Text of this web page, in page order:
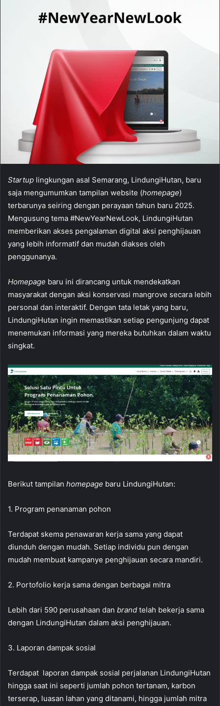
Startup lingkungan asal Semarang, LindungiHutan, baru
saja mengumumkan tampilan website (homepage)
terbarunya seiring dengan perayaan tahun baru 2025.
Mengusung tema #NewYearNewLook, LindungiHutan
memberikan akses pengalaman digital aksi penghijauan
yang lebih informatif dan mudah diakses oleh
penggunanya.
Homepage baru ini dirancang untuk mendekatkan
masyarakat dengan aksi konservasi mangrove secara lebih
personal dan interaktif. Dengan tata letak yang baru,
LindungiHutan ingin memastikan setiap pengunjung dapat
menemukan informasi yang mereka butuhkan dalam waktu
singkat.
Berikut tampilan homepage baru LindungiHutan:
1. Program penanaman pohon
Terdapat skema penawaran kerja sama yang dapat
diunduh dengan mudah. Setiap individu pun dengan
mudah membuat kampanye penghijauan secara mandiri.
2. Portofolio kerja sama dengan berbagai mitra
Lebih dari 590 perusahaan dan brand telah bekerja sama
dengan LindungiHutan dalam aksi penghijauan.
3. Laporan dampak sosial
Terdapat laporan dampak sosial perjalanan LindungiHutan
hingga saat ini seperti jumlah pohon tertanam, karbon
terserap, luasan lahan yang ditanami, hingga jumlah mitra